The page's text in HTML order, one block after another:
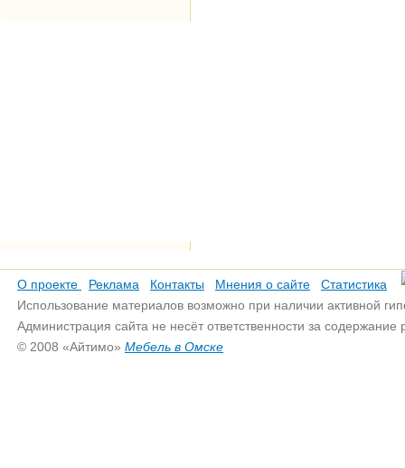
О проекте Реклама Контакты Мнения о сайте
Статистика
Использование материалов возможно при наличии активной
Администрация сайта не несёт ответственности за
© 2008 «Айтимо» Мебель в Омске